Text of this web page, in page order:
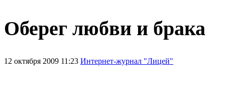
Оберег любви и брака
12 октября 2009 11:23 Интернет-журнал "Лицей"